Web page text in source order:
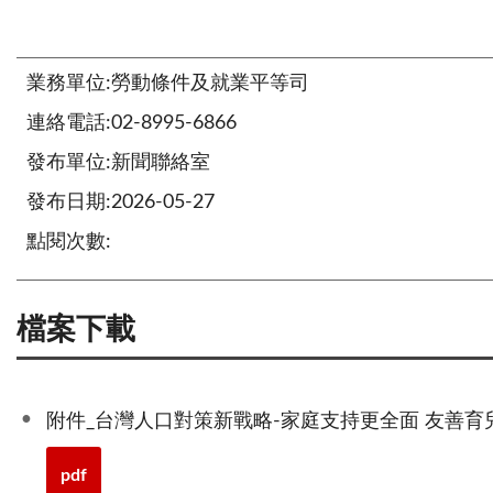
業務單位:勞動條件及就業平等司
連絡電話:02-8995-6866
發布單位:新聞聯絡室
發布日期:2026-05-27
點閱次數:
檔案下載
附件_台灣人口對策新戰略-家庭支持更全面 友善育
pdf